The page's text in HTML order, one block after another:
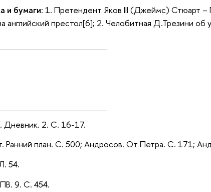
и бумаги: 1. Претендент Яков III (Джеймс) Стюарт –
английский престол[6]; 2. Челобитная Д.Трезини об
Дневник. 2. С. 16-17.
Ранний план. С. 500; Андросов. От Петра. С. 171;
54.
9. С. 454.